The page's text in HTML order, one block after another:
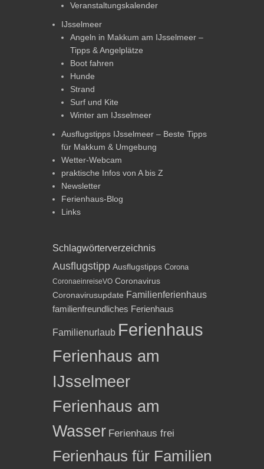
Veranstaltungskalender
IJsselmeer
Angeln in Makkum am IJsselmeer –
Tipps & Angelplätze
Boot fahren
Hunde
Strand
Surf und Kite
Winter am IJsselmeer
Ausflugstipps IJsselmeer – Beste Tipps
für Makkum & Umgebung
Wetter-Webcam
praktische Infos von A bis Z
Newsletter
Ferienhaus-Blog
Links
Schlagwörterverzeichnis
Ausflugstipp Ausflugstipps Corona
CoronaeinreiseVO Coronavirus
Coronavirusupdate Familienferienhaus
familienfreundliches Ferienhaus
Familienurlaub Ferienhaus
Ferienhaus am
IJsselmeer
Ferienhaus am
Wasser Ferienhaus frei
Ferienhaus für Familien